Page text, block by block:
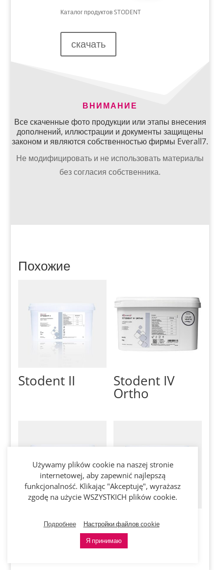
Каталог продуктовSTODENT
скачать
ВНИМАНИЕ
Все скаченные фото продукции или этапы внесения
дополнений, иллюстрации и документы защищены
законом и являются собственностью фирмы Everall7.
Не модифицировать и не использовать материалы
без согласия собственника.
Похожие
Stodent II Stodent IV
Ortho
Stodent IV Stodent III
Ortho
Używamy plików cookie na naszej stronie
internetowej, aby zapewnić najlepszą
funkcjonalność. Klikając "Akceptuję", wyrażasz
zgodę na użycie WSZYSTKICH plików cookie.
Подробнее
Настройки файлов cookie
Я принимаю